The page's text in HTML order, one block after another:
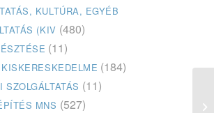
KULTÚRA, EGYÉB
(KIV (480)
(11)
(184)
SZOLGÁLTATÁS (11)
MNS (527)